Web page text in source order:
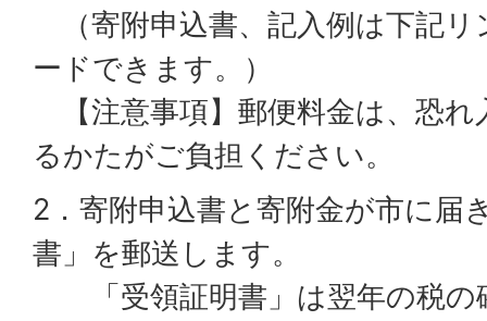
（寄附申込書、記入例は下記
ードできます。）
【注意事項】郵便料金は、恐れ
るかたがご負担ください。
2．寄附申込書と寄附金が市に届
書」を郵送します。
「受領証明書」は翌年の税の